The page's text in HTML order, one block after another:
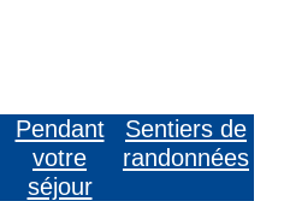
Pendant
votre
séjour
Sentiers de
randonnées